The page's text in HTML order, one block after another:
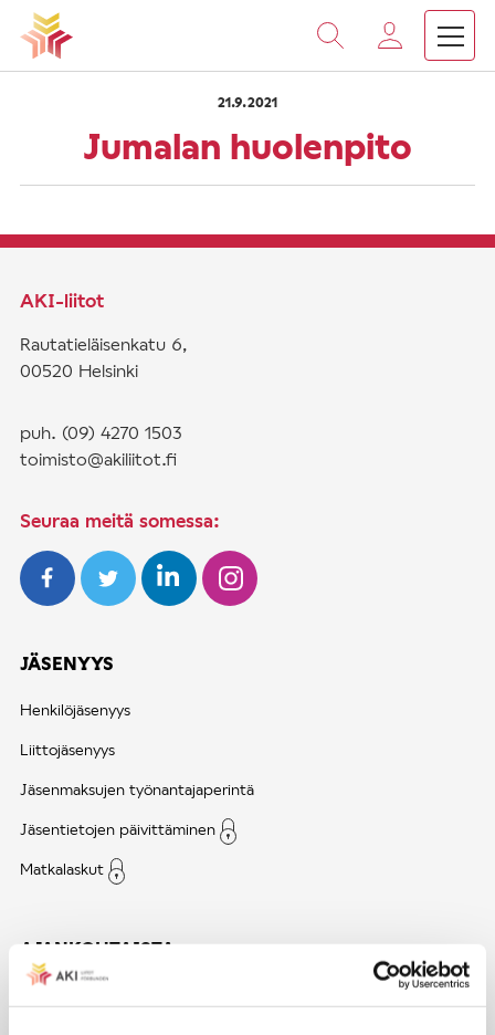
Vieritä
sisältöön
Etusivu Jumalan huolenpito
21.9.2021
Jumalan huolenpito
AKI-liitot
Rautatieläisenkatu 6,
00520 Helsinki
puh. (09) 4270 1503
toimisto@akiliitot.fi
Seuraa meitä somessa:
JÄSENYYS
Henkilöjäsenyys
Liittojäsenyys
Jäsenmaksujen työnantajaperintä
Jäsentietojen päivittäminen
Matkalaskut
AJANKOHTAISTA